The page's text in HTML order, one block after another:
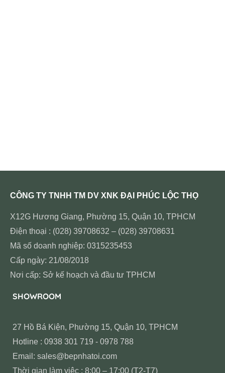
CÔNG TY TNHH TM DV XNK ĐẠI PHÚC LỘC THỌ
X12G Hương Giang, Phường 15, Quận 10, TPHCM
Điện thoại : (028) 39708632 – (028) 39708631
Mã số doanh nghiệp: 0315235453
Cấp ngày: 21/08/2018
Nơi cấp: Sở kế hoạch và đầu tư TPHCM
SHOWROOM
27 Hồ Bá Kiện, Phường 15, Quận 10, TPHCM
Hotline : 0938 301 719 - 0978 788
Email: sales@bepnhatoi.com
Thời gian làm việc : 8:00 – 17:00 (T2-T7)